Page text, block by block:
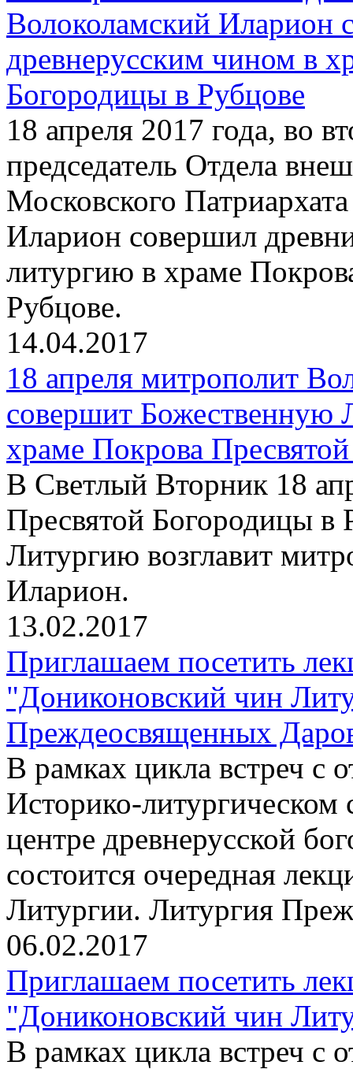
Волоколамский Иларион
древнерусским чином в
Богородицы в Рубцове
18 апреля 2017 года, во
председатель Отдела
Московского
Иларион совершил
литургию в храме
Рубцове.
14.04.2017
18 апреля митрополит
совершит Божественную
храме Покрова
В Светлый Вторник 18
Пресвятой Богородицы в
Литургию возглавит
Иларион.
13.02.2017
Приглашаем посетить
"Дониконовский чин
Преждеосвященных
В рамках цикла встреч
Историко-
центре древнерусской
состоится очередная
Литургии. Литургия
06.02.2017
Приглашаем посетить
"Дониконовский чин
В рамках цикла встреч